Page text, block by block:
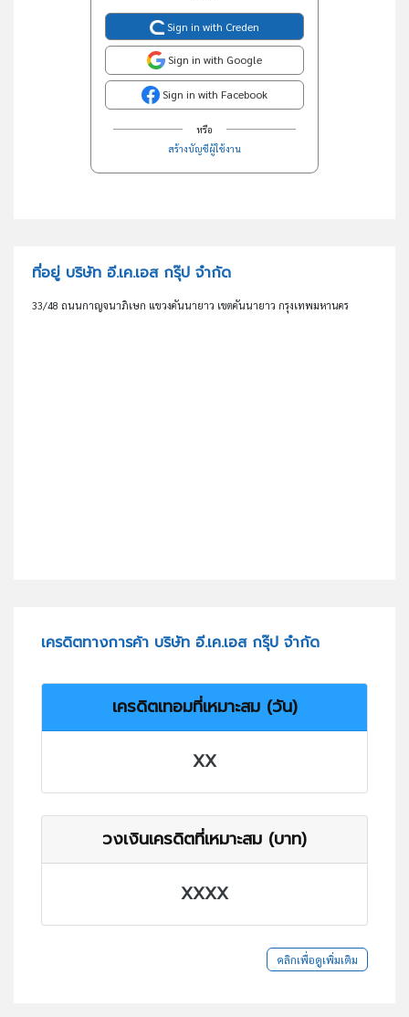
Sign in with Creden
Sign in with Google
Sign in with Facebook
หรือ
สร้างบัญชีผู้ใช้งาน
ที่อยู่ บริษัท อี.เค.เอส กรุ๊ป จำกัด
33/48 ถนนกาญจนาภิเษก แขวงคันนายาว เขตคันนายาว กรุงเทพมหานคร
เครดิตทางการค้า บริษัท อี.เค.เอส กรุ๊ป จำกัด
เครดิตเทอมที่เหมาะสม (วัน)
XX
วงเงินเครดิตที่เหมาะสม (บาท)
XXXX
คลิกเพื่อดูเพิ่มเติม